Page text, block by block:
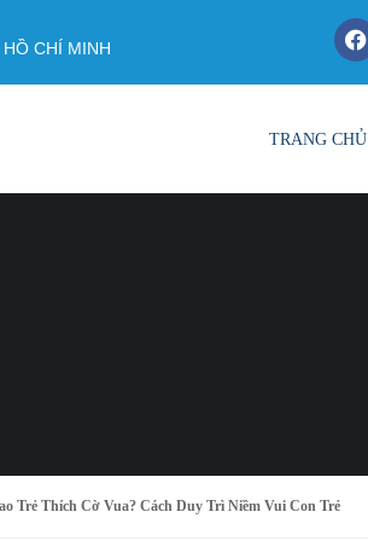
CHÍ MINH
TRANG CHỦ
Trẻ Thích Cờ Vua? Cách Duy Trì Niềm Vui Con Trẻ